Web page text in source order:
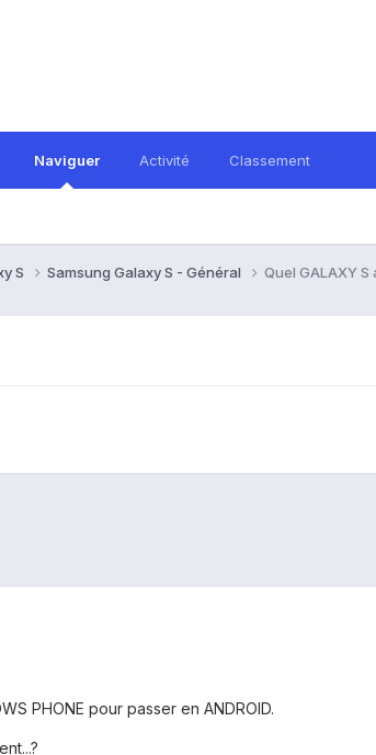
Naviguer Activité Classement
S Samsung Galaxy S - Général Quel GALAXY S
PHONE pour passer en ANDROID.